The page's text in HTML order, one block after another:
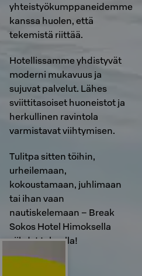
yhteistyökumppaneidemme
kanssa huolen, että
tekemistä riittää.
Hotellissamme yhdistyvät
moderni mukavuus ja
sujuvat palvelut. Lähes
sviittitasoiset huoneistot ja
herkullinen ravintola
varmistavat viihtymisen.
Tulitpa sitten töihin,
urheilemaan,
kokoustamaan, juhlimaan
tai ihan vaan
nautiskelemaan – Break
Sokos Hotel Himoksella
viihdyt takuulla!